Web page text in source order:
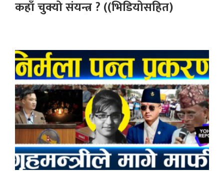
कहाँ चुक्यो संयन्त्र ? ((भिडियोसहित)